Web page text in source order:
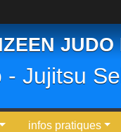
JUDO
- Jujitsu
infos pratiques